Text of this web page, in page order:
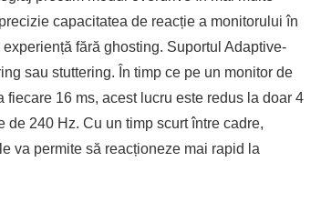
capacitatea de reacție a monitorului în
fără ghosting. Suportul Adaptive-
sau stuttering. În timp ce pe un monitor de
16 ms, acest lucru este redus la doar 4
de 240 Hz. Cu un timp scurt între cadre,
va permite să reacționeze mai rapid la